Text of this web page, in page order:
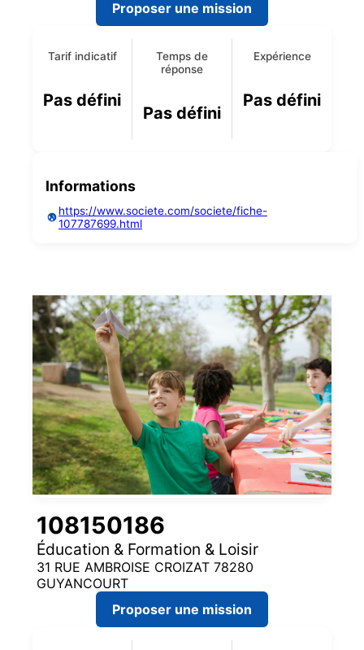
Proposer une mission
Tarif indicatif
Pas défini
Temps de
réponse
Pas défini
Expérience
Pas défini
Informations
https://www.societe.com/societe/fiche-
107787699.html
108150186
Éducation & Formation & Loisir
31 RUE AMBROISE CROIZAT 78280
GUYANCOURT
Proposer une mission